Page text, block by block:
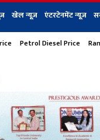
खेल न्यूज़ एंटरटेनमेंट न्यूज़
Petrol Diesel Price